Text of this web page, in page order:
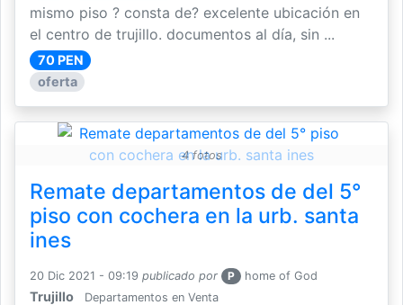
mismo piso ? consta de? excelente ubicación en
el centro de trujillo. documentos al día, sin ...
70 PEN
oferta
4 fotos
Remate departamentos de del 5°
piso con cochera en la urb. santa
ines
20 Dic 2021 - 09:19 publicado por P home of God
Trujillo Departamentos en Venta